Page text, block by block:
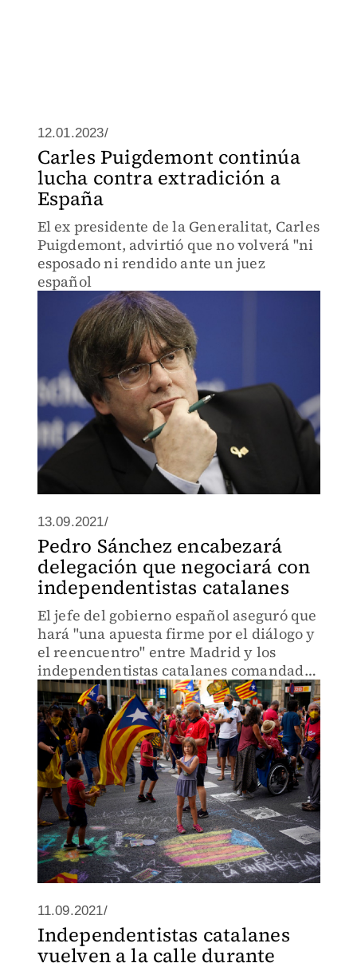
12.01.2023/
Carles Puigdemont continúa
lucha contra extradición a
España
El ex presidente de la Generalitat, Carles
Puigdemont, advirtió que no volverá "ni
esposado ni rendido ante un juez
español
13.09.2021/
Pedro Sánchez encabezará
delegación que negociará con
independentistas catalanes
El jefe del gobierno español aseguró que
hará "una apuesta firme por el diálogo y
el reencuentro" entre Madrid y los
independentistas catalanes comandados
por el líder del ERC, Pere Aragonès.
11.09.2021/
Independentistas catalanes
vuelven a la calle durante